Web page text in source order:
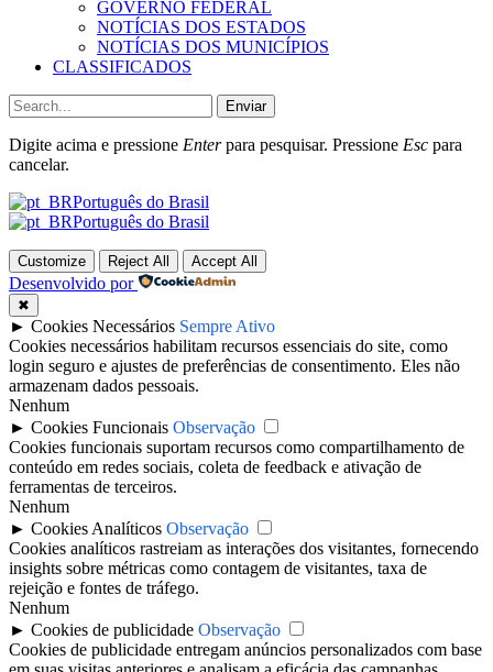
GOVERNO FEDERAL
NOTÍCIAS DOS ESTADOS
NOTÍCIAS DOS MUNICÍPIOS
CLASSIFICADOS
Enviar
Digite acima e pressione Enterpara pesquisar. Pressione Esc para
cancelar.
Português do Brasil
Português do Brasil
Customize Reject All Accept All
Desenvolvido por
✖
► Cookies Necessários Sempre Ativo
Cookies necessários habilitam recursos essenciais do site, como
login seguro e ajustes de preferências de consentimento. Eles não
armazenam dados pessoais.
Nenhum
► Cookies Funcionais Observação
Cookies funcionais suportam recursos como compartilhamento de
conteúdo em redes sociais, coleta de feedback e ativação de
ferramentas de terceiros.
Nenhum
► Cookies Analíticos Observação
Cookies analíticos rastreiam as interações dos visitantes, fornecendo
insights sobre métricas como contagem de visitantes, taxa de
rejeição e fontes de tráfego.
Nenhum
► Cookies de publicidade Observação
Cookies de publicidade entregam anúncios personalizados com base